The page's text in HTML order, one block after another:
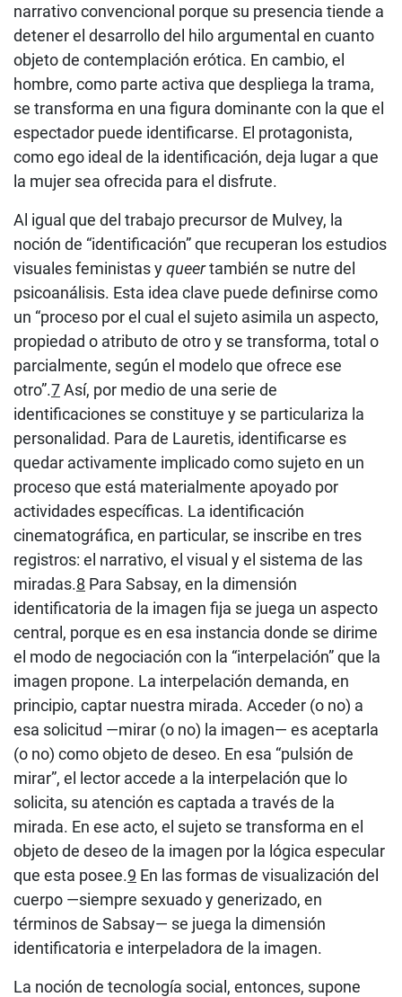
narrativo convencional porque su presencia tiende a
detener el desarrollo del hilo argumental en cuanto
objeto de contemplación erótica. En cambio, el
hombre, como parte activa que despliega la trama,
se transforma en una figura dominante con la que el
espectador puede identificarse. El protagonista,
como ego ideal de la identificación, deja lugar a que
la mujer sea ofrecida para el disfrute.
Al igual que del trabajo precursor de Mulvey, la
noción de “identificación” que recuperan los estudios
visuales feministas yqueertambién se nutre del
psicoanálisis. Esta idea clave puede definirse como
un “proceso por el cual el sujeto asimila un aspecto,
propiedad o atributo de otro y se transforma, total o
parcialmente, según el modelo que ofrece ese
otro”.7Así, por medio de una serie de
identificaciones se constituye y se particulariza la
personalidad. Para de Lauretis, identificarse es
quedar activamente implicado como sujeto en un
proceso que está materialmente apoyado por
actividades específicas. La identificación
cinematográfica, en particular, se inscribe en tres
registros: el narrativo, el visual y el sistema de las
miradas.8 Para Sabsay, en la dimensión
identificatoria de la imagen fija se juega un aspecto
central, porque es en esa instancia donde se dirime
el modo de negociación con la “interpelación” que la
imagen propone. La interpelación demanda, en
principio, captar nuestra mirada. Acceder (o no) a
esa solicitud —mirar (o no) la imagen— es aceptarla
(o no) como objeto de deseo. En esa “pulsión de
mirar”, el lector accede a la interpelación que lo
solicita, su atención es captada a través de la
mirada. En ese acto, el sujeto se transforma en el
objeto de deseo de la imagen por la lógica especular
que esta posee.9 En las formas de visualización del
cuerpo —siempre sexuado y generizado, en
términos de Sabsay— se juega la dimensión
identificatoria e interpeladora de la imagen.
La noción de tecnología social, entonces, supone